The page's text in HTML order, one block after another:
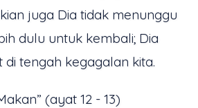
juga Dia tidak menunggu
dulu untuk kembali; Dia
tengah kegagalan kita.
(ayat 12 - 13)